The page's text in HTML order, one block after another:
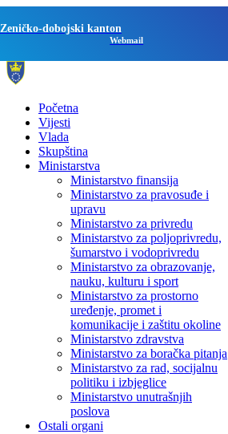
Zeničko-dobojski kanton
Webmail
Početna
Vijesti
Vlada
Skupština
Ministarstva
Ministarstvo finansija
Ministarstvo za pravosuđe i
upravu
Ministarstvo za privredu
Ministarstvo za poljoprivredu,
šumarstvo i vodoprivredu
Ministarstvo za obrazovanje,
nauku, kulturu i sport
Ministarstvo za prostorno
uređenje, promet i
komunikacije i zaštitu okoline
Ministarstvo zdravstva
Ministarstvo za boračka pitanja
Ministarstvo za rad, socijalnu
politiku i izbjeglice
Ministarstvo unutrašnjih
poslova
Ostali organi